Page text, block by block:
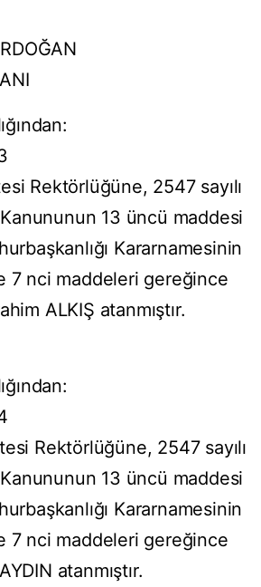
Rektörlüğüne, 2547 sayılı
13 üncü maddesi
Kararnamesinin
7 nci maddeleri gereğince
ALKIŞ atanmıştır.
Rektörlüğüne, 2547 sayılı
13 üncü maddesi
Kararnamesinin
7 nci maddeleri gereğince
atanmıştır.